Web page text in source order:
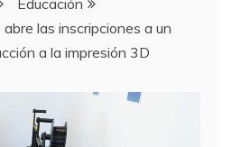
Educación
las inscripciones a un
a la impresión 3D